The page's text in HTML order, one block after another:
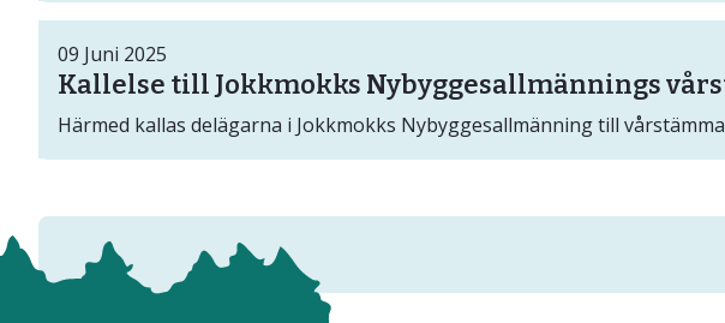
Kallelse till Jokkmokks Nybyggesallmännings
09 Juni 2025
Härmed kallas delägarna i Jokkmokks Nybyggesallmänning till